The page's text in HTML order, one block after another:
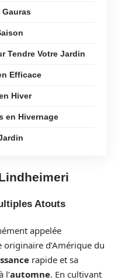
Tendre Votre Jardin
Efficace
Hiver
en Hivernage
Atouts
appelée
originaire d’Amérique du
rapide et sa
l’automne. En cultivant